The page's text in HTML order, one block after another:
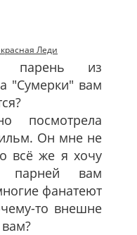
Леди
парень из
"Сумерки" вам
посмотрела
Он мне не
всё же я хочу
парней вам
фанатеют
то внешне